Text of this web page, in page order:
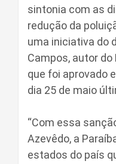
sintonia com as
redução da
uma iniciativa do
Campos, autor do
que foi aprovado
dia 25 de maio
“Com essa
Azevêdo, a
estados do país